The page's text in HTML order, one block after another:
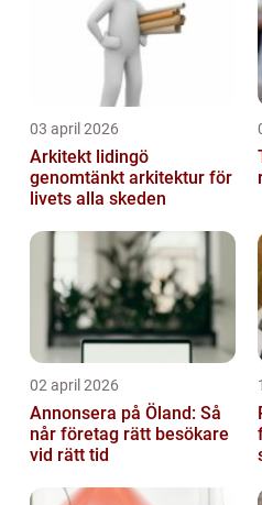
03 april 2026
Arkitekt lidingö
genomtänkt arkitektur för
livets alla skeden
02 april 2026
Annonsera på Öland: Så
når företag rätt besökare
vid rätt tid